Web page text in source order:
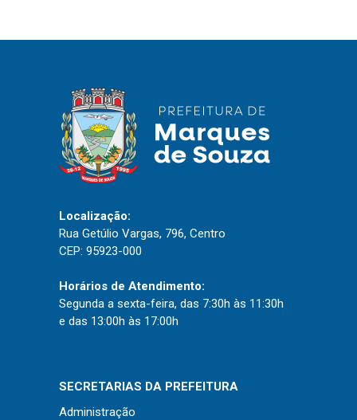
Nota Fiscal Eletrônica
Portal do Cidadão
Portal do Servidor
Diário Oficial (Novo)
Diário Oficial (Até 30/04)
Recursos Humanos
Processo Seletivo
Instruções Normativas
Licitações
Localização:
Rua Getúlio Vargas, 796, Centro
CEP: 95923-000
Horários de Atendimento:
Segunda a sexta-feira, das 7:30h às 11:30h
e das 13:00h às 17:00h
SECRETARIAS DA PREFEITURA
Administração